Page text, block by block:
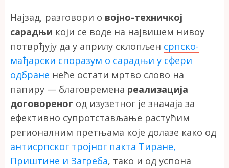
Најзад, разговори о војно-техничкој
сарадњи који се воде на највишем нивоу
потврђују да у априлу склопљен српско-
мађарски споразум о сарадњи у сфери
одбране неће остати мртво слово на
папиру — благовремена реализација
договореног од изузетног је значаја за
ефективно супротстављање растућим
регионалним претњама које долазе како од
антисрпског тројног пакта Тиране,
Приштине и Загреба, тако и од успона